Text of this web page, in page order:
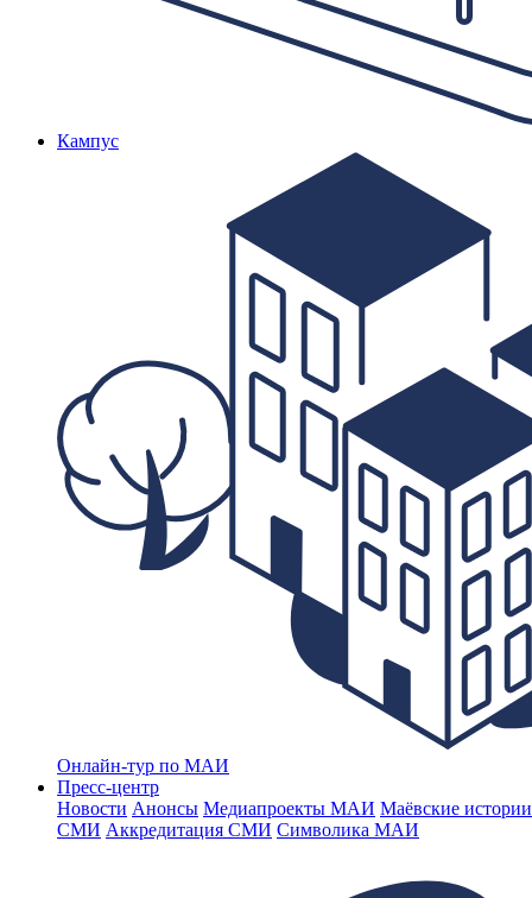
Кампус
Онлайн-тур по МАИ
Пресс-центр
Новости Анонсы Медиапроекты МАИ Маёвские
СМИ Аккредитация СМИ Символика МАИ